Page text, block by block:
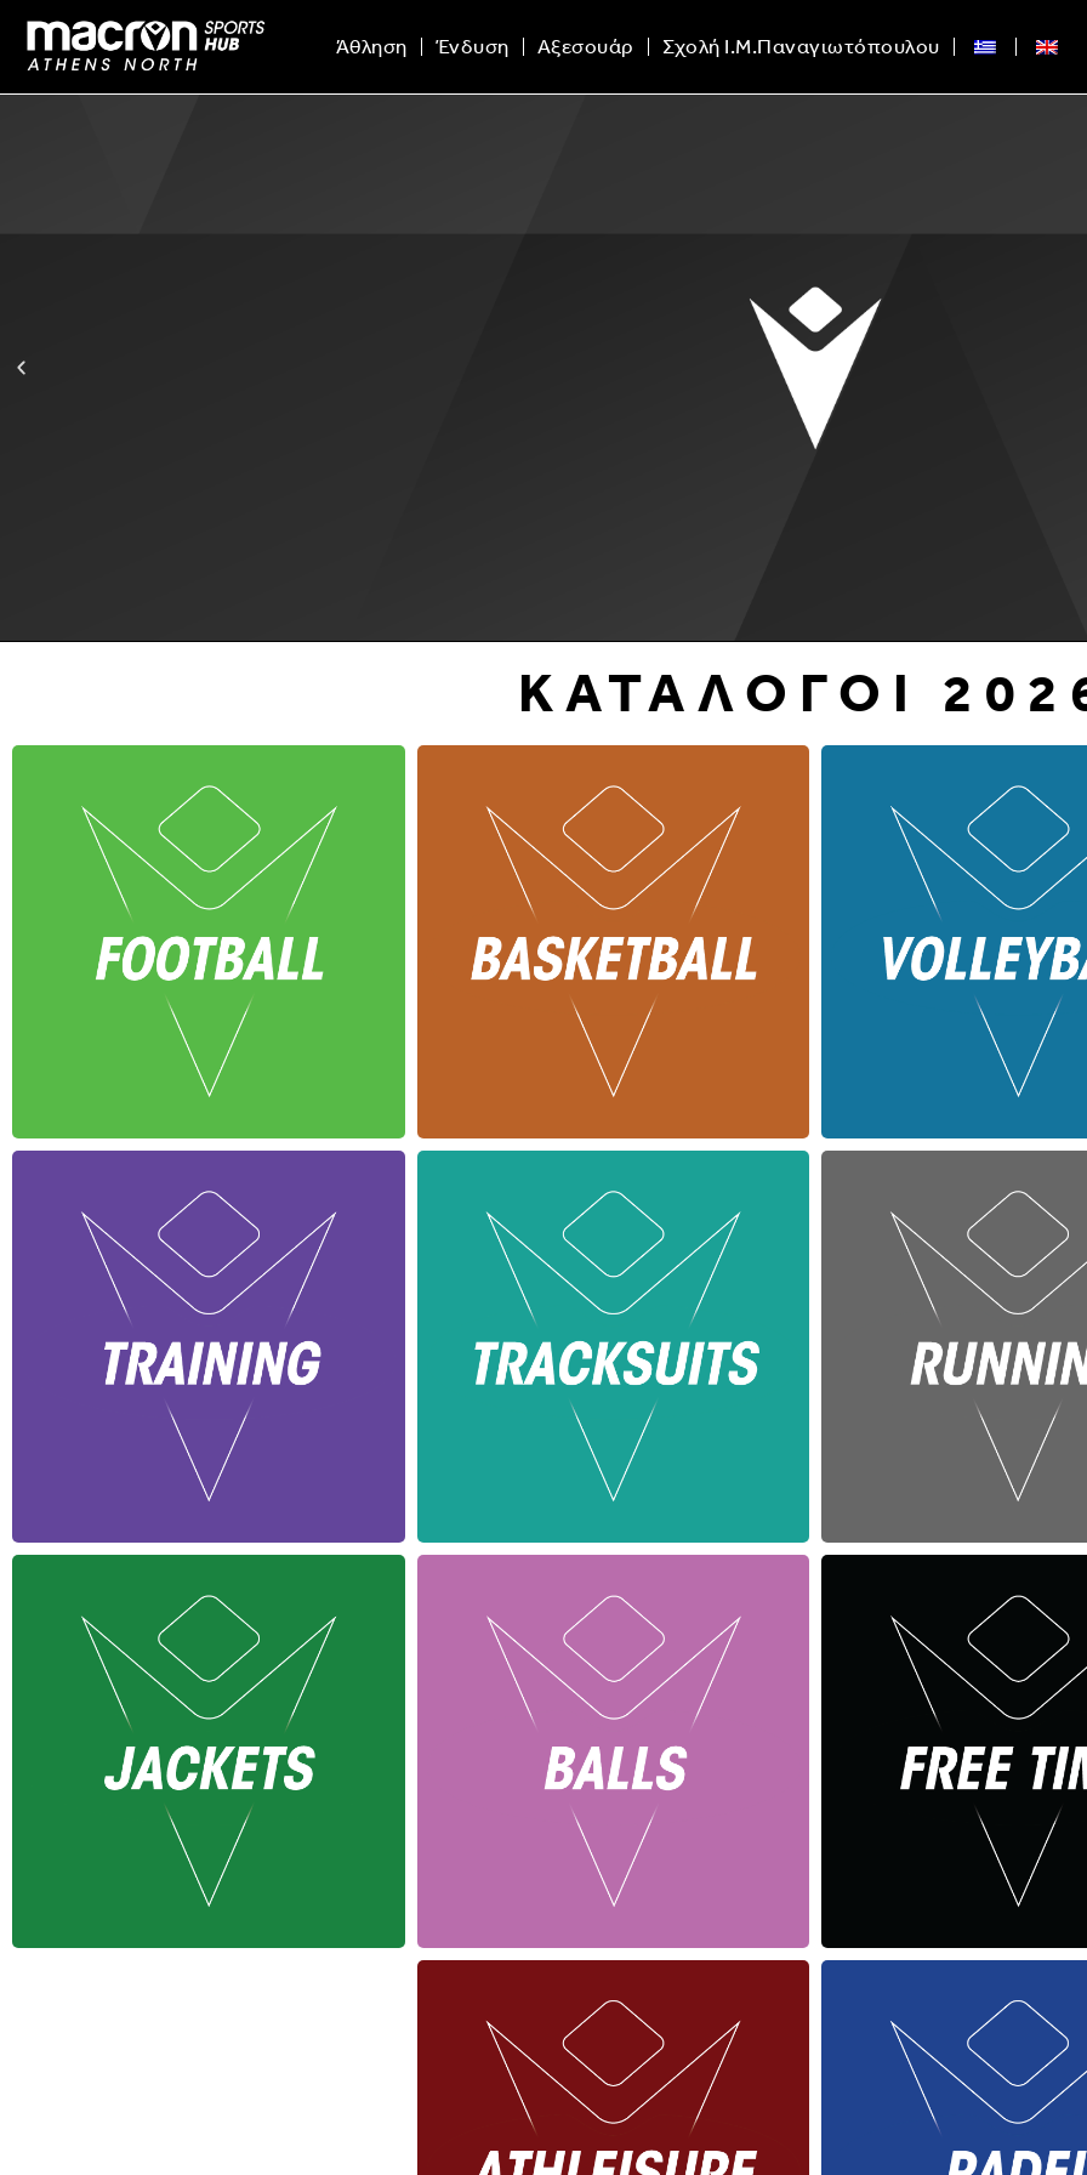
Άθληση Ένδυση Αξεσουάρ Σχολή Ι.Μ.Παναγιωτόπουλου
ΚΑΤΆΛΟΓΟΙ